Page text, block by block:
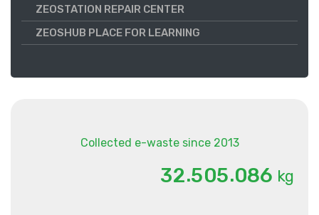
ZEOSTATION REPAIR CENTER
ZEOSHUB PLACE FOR LEARNING
Collected e-waste since 2013
32.505.086 kg